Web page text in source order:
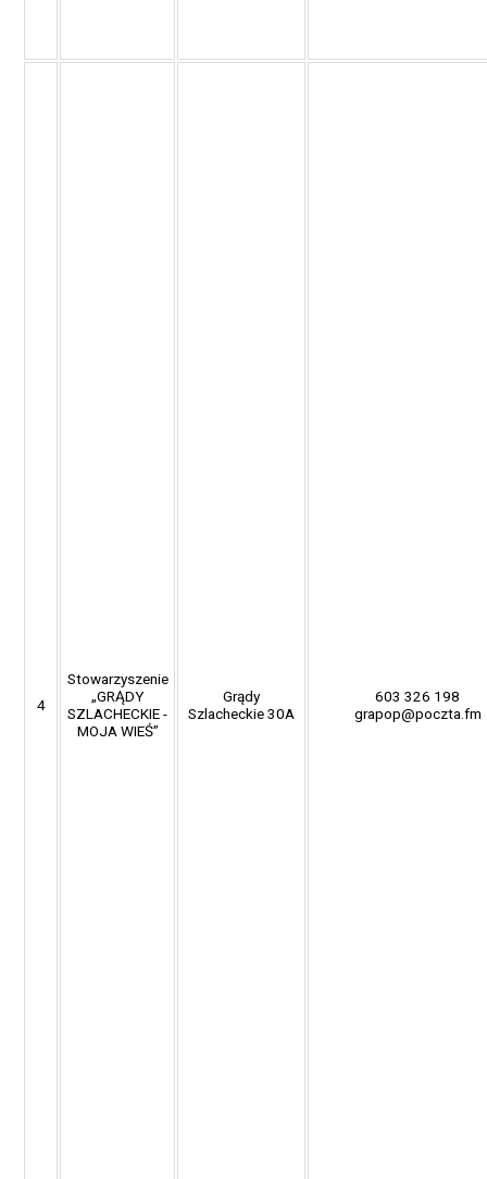
4
Stowarzyszenie
„GRĄDY
SZLACHECKIE -
MOJA WIEŚ”
Grądy
Szlacheckie 30A
603 326 198
grapop@poczta.fm